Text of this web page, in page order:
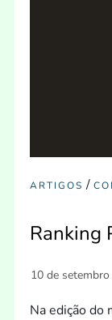
ARTIGOS /
Ranking
Na edição do